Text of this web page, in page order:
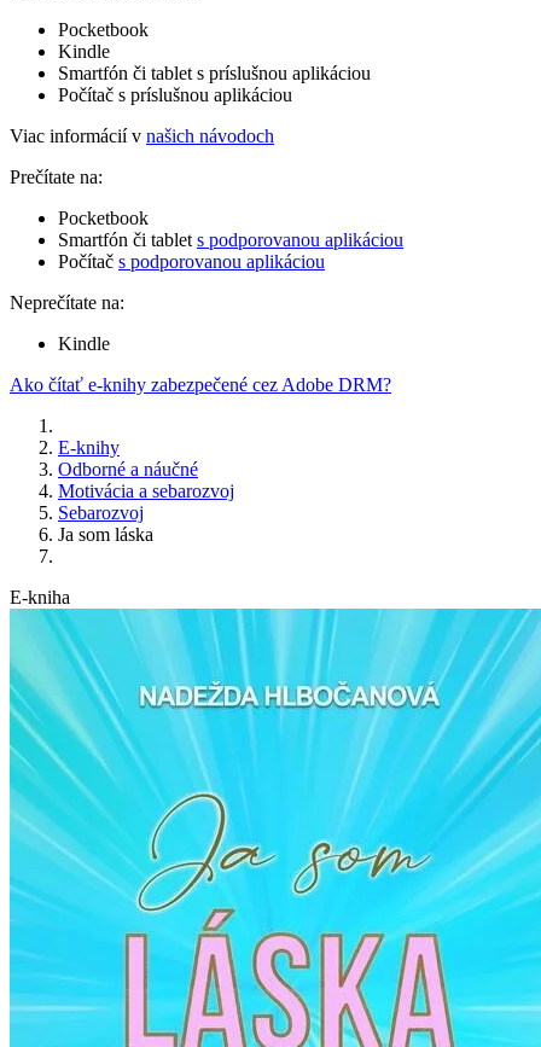
Pocketbook
Kindle
Smartfón či tablet s príslušnou aplikáciou
Počítač s príslušnou aplikáciou
Viac informácií v našich návodoch
Prečítate na:
Pocketbook
Smartfón či tablet s podporovanou aplikáciou
Počítač s podporovanou aplikáciou
Neprečítate na:
Kindle
Ako čítať e-knihy zabezpečené cez Adobe DRM?
E-knihy
Odborné a náučné
Motivácia a sebarozvoj
Sebarozvoj
Ja som láska
E-kniha